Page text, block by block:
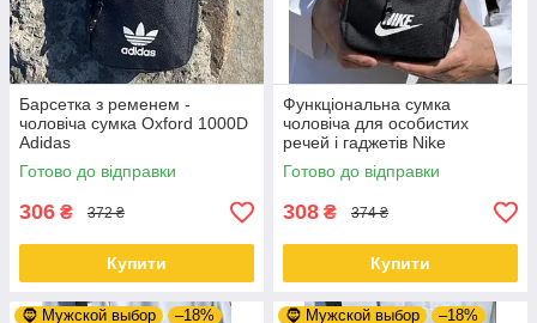
Барсетка з ременем -
чоловіча сумка Oxford 1000D
Adidas
Готово до відправки
306 ₴ 372 ₴
Купити
Функціональна сумка
чоловіча для особистих
речей і гаджетів Nike
Готово до відправки
308 ₴ 374 ₴
Купити
🧔 Мужской выбор –18% 🧔 Мужской выбор –18%